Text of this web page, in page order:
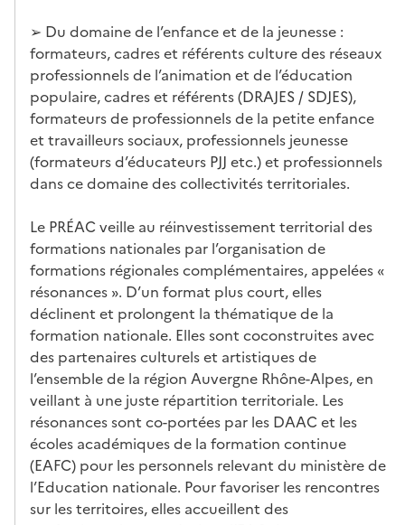
➢ Du domaine de l’enfance et de la jeunesse :
formateurs, cadres et référents culture des réseaux
professionnels de l’animation et de l’éducation
populaire, cadres et référents (DRAJES / SDJES),
formateurs de professionnels de la petite enfance
et travailleurs sociaux, professionnels jeunesse
(formateurs d’éducateurs PJJ etc.) et professionnels
dans ce domaine des collectivités territoriales.
Le PRÉAC veille au réinvestissement territorial des
formations nationales par l’organisation de
formations régionales complémentaires, appelées «
résonances ». D’un format plus court, elles
déclinent et prolongent la thématique de la
formation nationale. Elles sont coconstruites avec
des partenaires culturels et artistiques de
l’ensemble de la région Auvergne Rhône-Alpes, en
veillant à une juste répartition territoriale. Les
résonances sont co-portées par les DAAC et les
écoles académiques de la formation continue
(EAFC) pour les personnels relevant du ministère de
l’Education nationale. Pour favoriser les rencontres
sur les territoires, elles accueillent des